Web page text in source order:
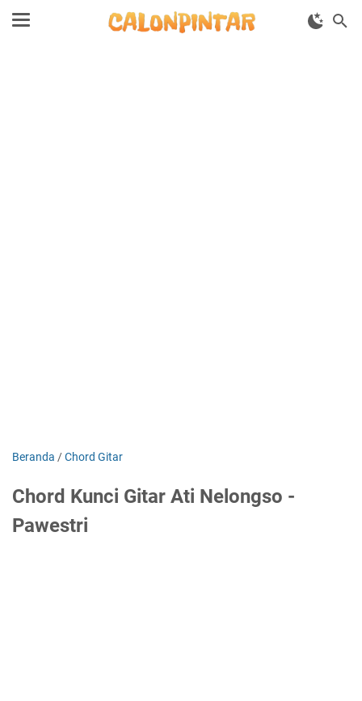
Beranda /Chord Gitar
Chord Kunci Gitar Ati Nelongso -
Pawestri